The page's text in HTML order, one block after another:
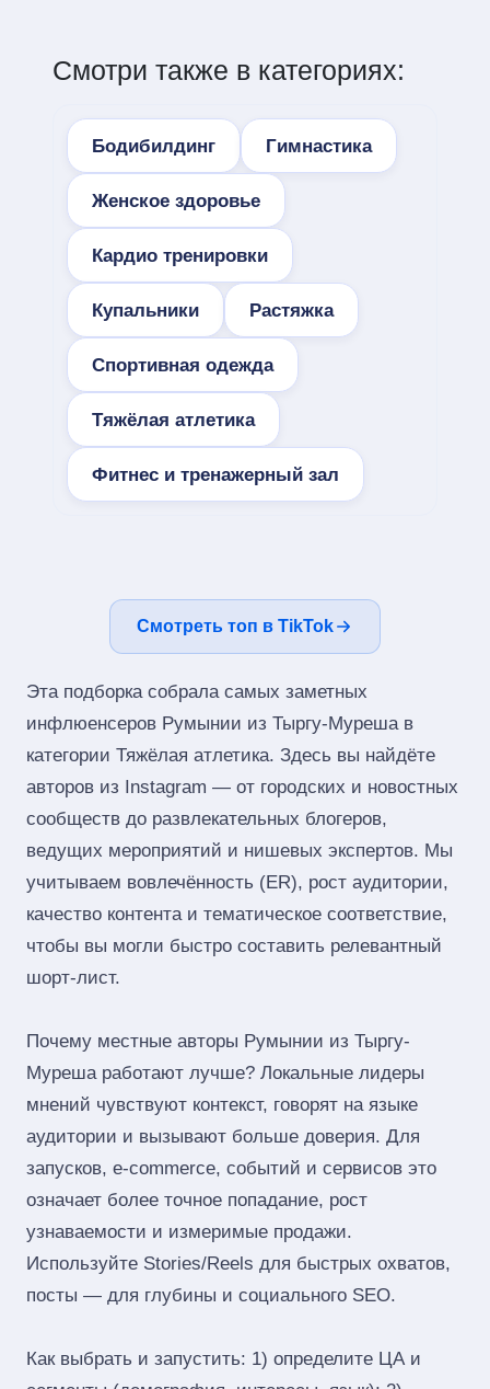
Смотри также в категориях:
Бодибилдинг Гимнастика
Женское здоровье
Кардио тренировки
Купальники Растяжка
Спортивная одежда
Тяжёлая атлетика
Фитнес и тренажерный зал
Смотреть топ в TikTok
Эта подборка собрала самых заметных
инфлюенсеров Румынии из Тыргу-Муреша в
категории Тяжёлая атлетика. Здесь вы найдёте
авторов из Instagram — от городских и новостных
сообществ до развлекательных блогеров,
ведущих мероприятий и нишевых экспертов. Мы
учитываем вовлечённость (ER), рост аудитории,
качество контента и тематическое соответствие,
чтобы вы могли быстро составить релевантный
шорт‑лист.
Почему местные авторы Румынии из Тыргу-
Муреша работают лучше? Локальные лидеры
мнений чувствуют контекст, говорят на языке
аудитории и вызывают больше доверия. Для
запусков, e‑commerce, событий и сервисов это
означает более точное попадание, рост
узнаваемости и измеримые продажи.
Используйте Stories/Reels для быстрых охватов,
посты — для глубины и социального SEO.
Как выбрать и запустить: 1) определите ЦА и